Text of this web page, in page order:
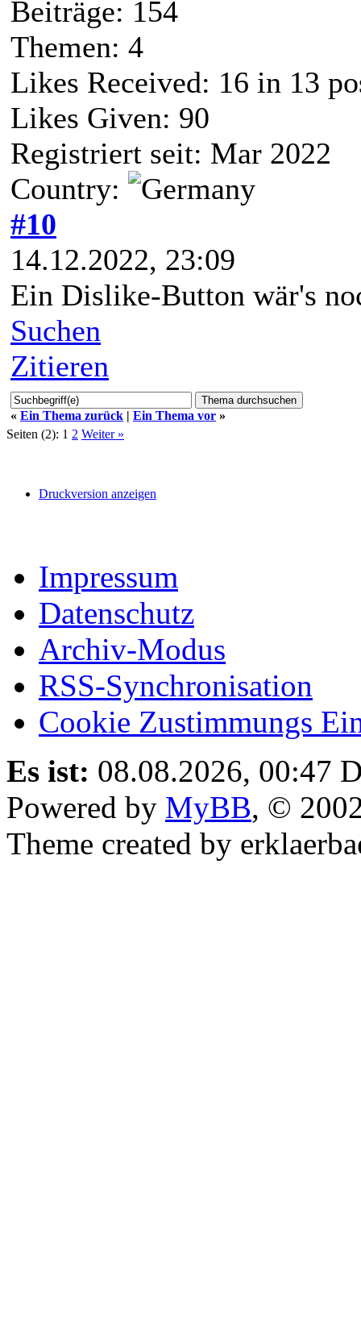
Beiträge: 154
Themen: 4
Likes Received: 16 in 13
Likes Given: 90
Registriert seit: Mar 2022
Country:
#10
14.12.2022, 23:09
Ein Dislike-Button wär's
Suchen
Zitieren
« Ein Thema zurück | Ein Thema vor »
Seiten (2): 1 2 Weiter »
Druckversion anzeigen
Impressum
Datenschutz
Archiv-Modus
RSS-Synchronisation
Cookie Zustimmungs
Es ist: 08.08.2026, 00:47
Powered by MyBB, ©
Theme created by